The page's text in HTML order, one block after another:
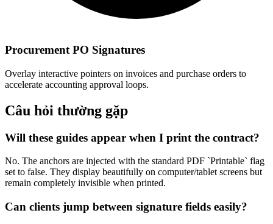
Procurement PO Signatures
Overlay interactive pointers on invoices and purchase orders to
accelerate accounting approval loops.
Câu hỏi thường gặp
Will these guides appear when I print the contract?
No. The anchors are injected with the standard PDF `Printable` flag
set to false. They display beautifully on computer/tablet screens but
remain completely invisible when printed.
Can clients jump between signature fields easily?